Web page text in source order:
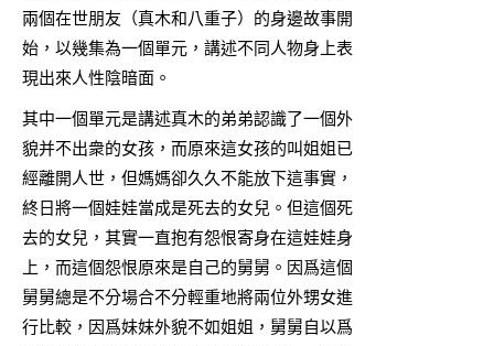
兩個在世朋友（真木和八重子）的身邊故事開
始，以幾集為一個單元，講述不同人物身上表
現出來人性陰暗面。
其中一個單元是講述真木的弟弟認識了一個外
貌并不出衆的女孩，而原來這女孩的叫姐姐已
經離開人世，但媽媽卻久久不能放下這事實，
終日將一個娃娃當成是死去的女兒。但這個死
去的女兒，其實一直抱有怨恨寄身在這娃娃身
上，而這個怨恨原來是自己的舅舅。因爲這個
舅舅總是不分場合不分輕重地將兩位外甥女進
行比較，因爲妹妹外貌不如姐姐，舅舅自以爲